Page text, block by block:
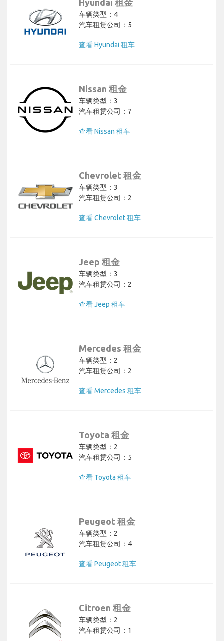
车辆类型：4
汽车租赁公司：5
查看 Hyundai 租车
Nissan 租金
车辆类型：3
汽车租赁公司：7
查看 Nissan 租车
Chevrolet 租金
车辆类型：3
汽车租赁公司：2
查看 Chevrolet 租车
Jeep 租金
车辆类型：3
汽车租赁公司：2
查看 Jeep 租车
Mercedes 租金
车辆类型：2
汽车租赁公司：2
查看 Mercedes 租车
Toyota 租金
车辆类型：2
汽车租赁公司：5
查看 Toyota 租车
Peugeot 租金
车辆类型：2
汽车租赁公司：4
查看 Peugeot 租车
Citroen 租金
车辆类型：2
汽车租赁公司：1